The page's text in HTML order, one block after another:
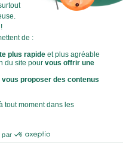
Pour 100g
644kJ